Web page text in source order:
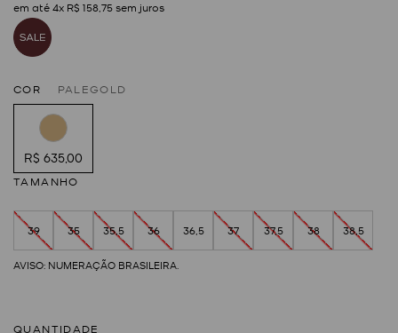
em até4x R$ 15875sem juros
COR PALEGOLD
R$ 635,00
TAMANHO
39 35 35,5 36 36,5 37 37,5 38 38,5
QUANTIDADE